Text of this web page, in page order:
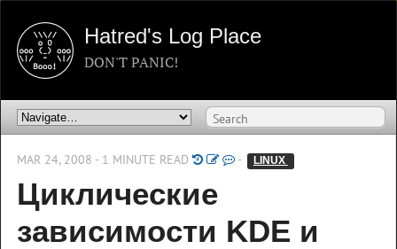
Hatred's Log Place
DON'T PANIC!
MAR 24, 2008 - 1 MINUTE READ - LINUX
Циклические
зависимости KDE и